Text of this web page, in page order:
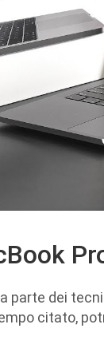
parte dei
citato,